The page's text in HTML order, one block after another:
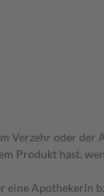
oder
Produkt hast,
Apothekerin